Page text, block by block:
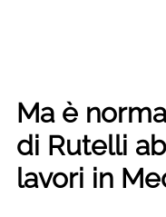
Ma è
di Rutelli
lavori in